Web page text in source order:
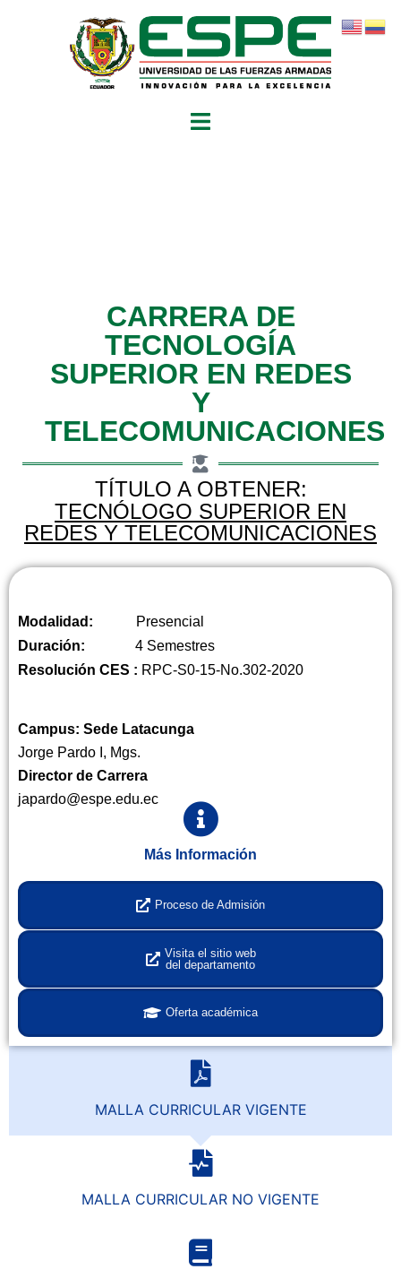
CARRERA DE
TECNOLOGÍA
SUPERIOR EN REDES
Y
TELECOMUNICACIONES
TÍTULO A OBTENER:
TECNÓLOGO SUPERIOR EN
REDES Y TELECOMUNICACIONES
Modalidad:
Presencial
Duración:
4 Semestres
Resolución CES : RPC-S0-15-No.302-2020
Campus: Sede Latacunga
Jorge Pardo I, Mgs.
Director de Carrera
japardo@espe.edu.ec
Más Información
Proceso de Admisión
Visita el sitio web
del departamento
Oferta académica
MALLA CURRICULAR VIGENTE
MALLA CURRICULAR NO VIGENTE